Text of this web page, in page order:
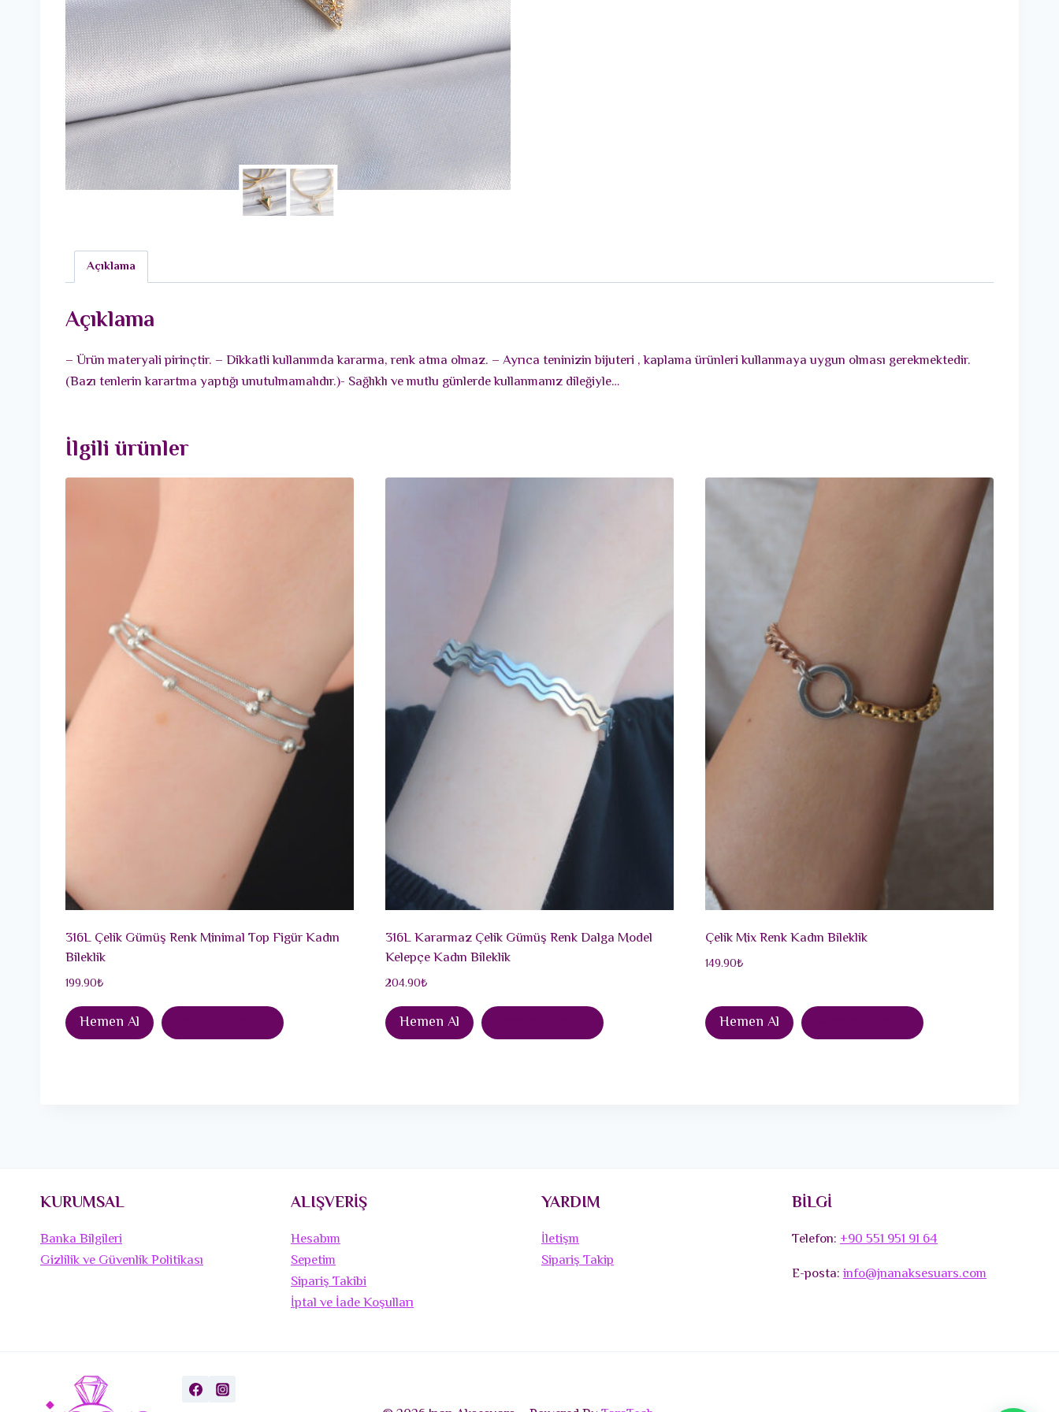
Açıklama
Açıklama
– Ürün materyali pirinçtir. – Dikkatli kullanımda kararma, renk atma olmaz. – Ayrıca teninizin bijuteri , kaplama ürünleri kullanmaya uygun olması gerekmektedir.
(Bazı tenlerin karartma yaptığı unutulmamalıdır.)- Sağlıklı ve mutlu günlerde kullanmanız dileğiyle…
İlgili ürünler
316L Çelik Gümüş Renk Minimal Top Figür Kadın
Bileklik
199.90₺
Hemen Al
316L Kararmaz Çelik Gümüş Renk Dalga Model
Kelepçe Kadın Bileklik
204.90₺
Hemen Al
Çelik Mix Renk Kadın Bileklik
149.90₺
Hemen Al
KURUMSAL
Banka Bilgileri
Gizlilik ve Güvenlik Politikası
ALIŞVERİŞ
Hesabım
Sepetim
Sipariş Takibi
İptal ve İade Koşulları
YARDIM
İletişm
Sipariş Takip
BİLGİ
Telefon:+90 551 951 91 64
E-posta:info@jnanaksesuars.com